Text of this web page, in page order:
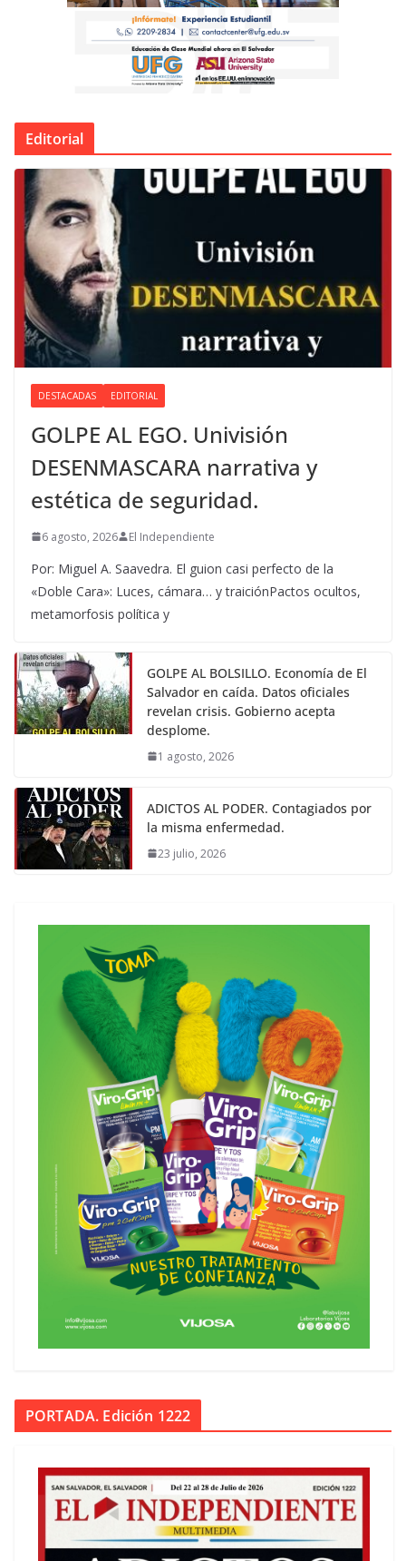
Editorial
DESTACADAS EDITORIAL
GOLPE AL EGO. Univisión
DESENMASCARA narrativa y
estética de seguridad.
6 agosto, 2026 El Independiente
Por: Miguel A. Saavedra. El guion casi perfecto de la
«Doble Cara»: Luces, cámara… y traiciónPactos ocultos,
metamorfosis política y
GOLPE AL BOLSILLO. Economía de El
Salvador en caída. Datos oficiales
revelan crisis. Gobierno acepta
desplome.
1 agosto, 2026
ADICTOS AL PODER. Contagiados por
la misma enfermedad.
23 julio, 2026
PORTADA. Edición 1222